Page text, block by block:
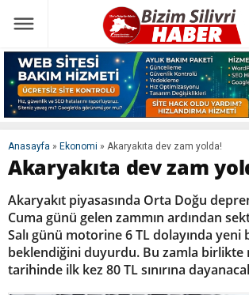
Anasayfa » Ekonomi » Akaryakıta dev zam yolda!
Akaryakıta dev zam
Akaryakıt piyasasında Orta Doğu
Cuma günü gelen zammın ardından
Salı günü motorine 6 TL dolayında yeni
beklendiğini duyurdu. Bu zamla birlikte
tarihinde ilk kez 80 TL sınırına